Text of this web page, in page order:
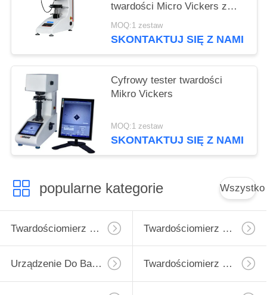
twardości Micro Vickers z
maksymalną siłą 1Kgf
MOQ:1 zestaw
SKONTAKTUJ SIĘ Z NAMI
Cyfrowy tester twardości
Mikro Vickers
MOQ:1 zestaw
SKONTAKTUJ SIĘ Z NAMI
popularne kategorie Wszystko
Twardościomierz Micro Vickers Twardościomierz Vickersa
Urządzenie Do Badania Twardości Rockwell Twardościomierz Brinella